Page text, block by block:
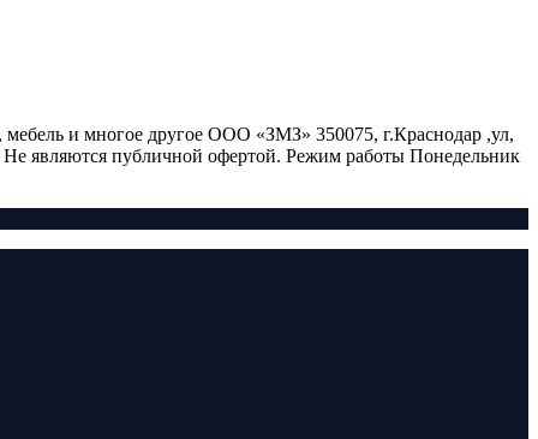
и многое другое ООО «ЗМЗ» 350075, г.Краснодар ,ул,
являются публичной офертой. Режим работы Понедельник